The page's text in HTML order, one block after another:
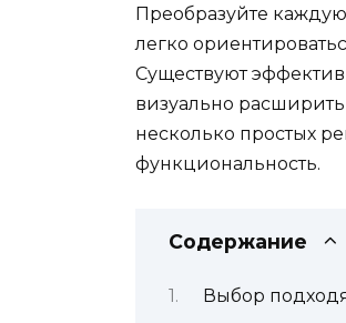
Преобразуйте
легко
Существуют
визуально
несколько простых
функциональность.
Содержание
Выбор